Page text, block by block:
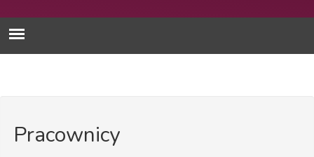
wyszukiwania
Pracownicy